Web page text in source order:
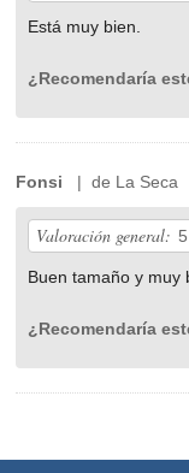
Está muy bien.
¿Recomendaría
Fonsi | de La Seca
Valoración general: 5
Buen tamaño y muy
¿Recomendaría